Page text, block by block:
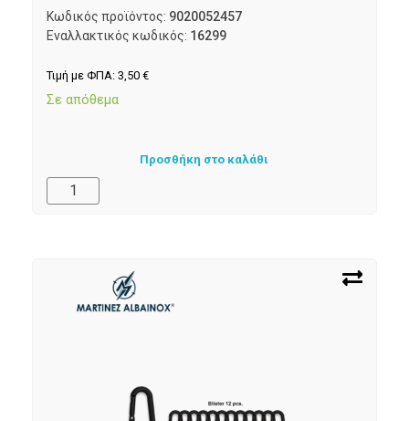
Κωδικός προϊόντος: 9020052457
Εναλλακτικός κωδικός: 16299
Τιμή με ΦΠΑ: 3,50 €
Σε απόθεμα
Προσθήκη στο καλάθι